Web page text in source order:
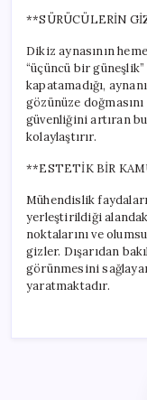
**SÜRÜCÜLERİN
Dikiz aynasının
“üçüncü bir
kapatamadığı,
gözünüze
güvenliğini artıran
kolaylaştırır.
**ESTETİK BİR
Mühendislik
yerleştirildiği
noktalarını ve
gizler. Dışarıdan
görünmesini
yaratmaktadır.